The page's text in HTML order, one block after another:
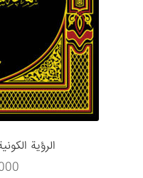
حساب کاربری من
درباره ما
سبد خرید
قوانین و مقررات
الرؤية